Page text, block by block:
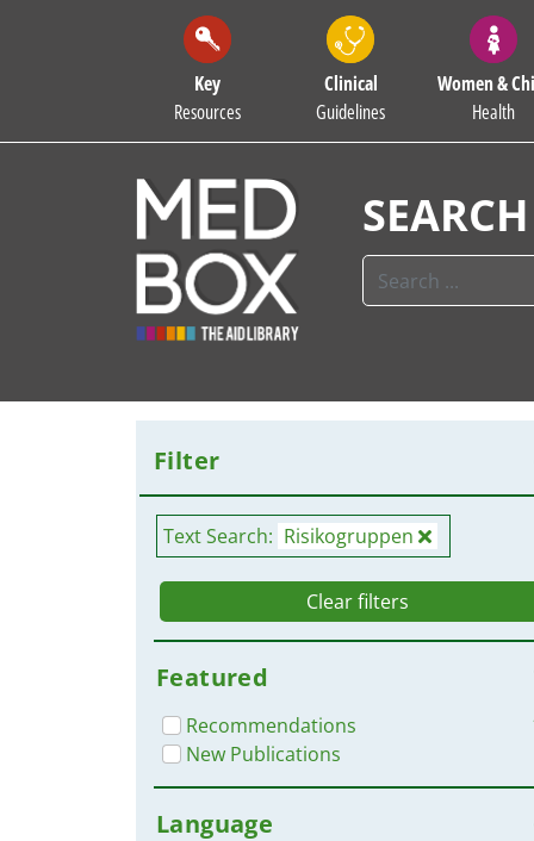
Key
Resources
Clinical
Guidelines
Women &
Health
Filter
Text Search: Risikogruppen
Clear filters
Featured
Recommendations
New Publications
Language